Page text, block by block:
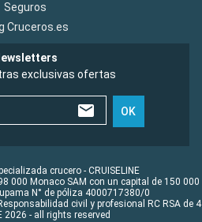
Seguros
Cruceros.es
exclusivas ofertas
OK
crucero - CRUISELINE
000 Monaco SAM con un capital de 150 000
N° de póliza 4000717380/0
civil y profesional RC RSA de
2026 - all rights reserved